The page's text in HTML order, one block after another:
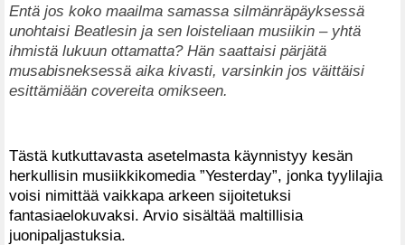
Entä jos koko maailma samassa silmänräpäyksessä
unohtaisi Beatlesin ja sen loisteliaan musiikin – yhtä
ihmistä lukuun ottamatta? Hän saattaisi pärjätä
musabisneksessä aika kivasti, varsinkin jos väittäisi
esittämiään covereita omikseen.
Tästä kutkuttavasta asetelmasta käynnistyy kesän
herkullisin musiikkikomedia ”Yesterday”, jonka tyylilajia
voisi nimittää vaikkapa arkeen sijoitetuksi
fantasiaelokuvaksi. Arvio sisältää maltillisia
juonipaljastuksia.